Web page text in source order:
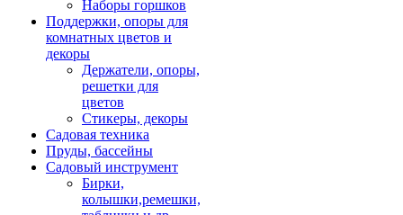
Наборы горшков
Поддержки, опоры для
комнатных цветов и
декоры
Держатели, опоры,
решетки для
цветов
Стикеры, декоры
Садовая техника
Пруды, бассейны
Садовый инструмент
Бирки,
колышки,ремешки,